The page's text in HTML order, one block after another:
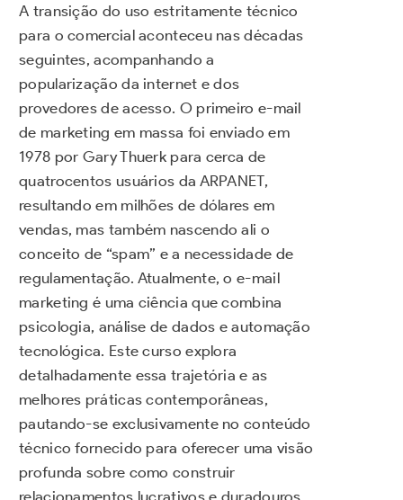
A transição do uso estritamente técnico
para o comercial aconteceu nas décadas
seguintes, acompanhando a
popularização da internet e dos
provedores de acesso. O primeiro e-mail
de marketing em massa foi enviado em
1978 por Gary Thuerk para cerca de
quatrocentos usuários da ARPANET,
resultando em milhões de dólares em
vendas, mas também nascendo ali o
conceito de “spam” e a necessidade de
regulamentação. Atualmente, o e-mail
marketing é uma ciência que combina
psicologia, análise de dados e automação
tecnológica. Este curso explora
detalhadamente essa trajetória e as
melhores práticas contemporâneas,
pautando-se exclusivamente no conteúdo
técnico fornecido para oferecer uma visão
profunda sobre como construir
relacionamentos lucrativos e duradouros